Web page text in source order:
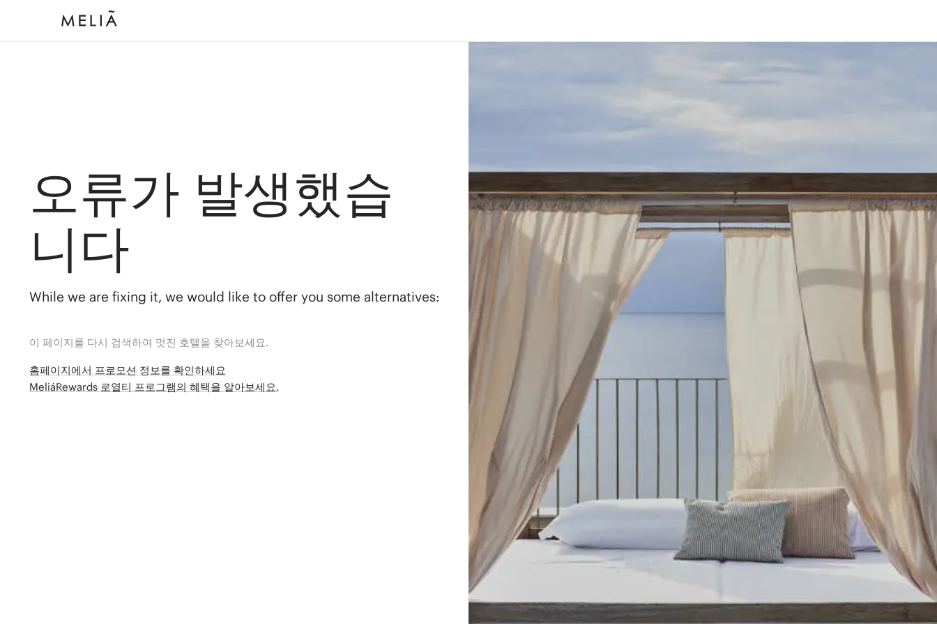
오류가 발생했습
니다
While we are fixing it, we would like to offer you some alternatives:
이 페이지를 다시 검색하여 멋진 호텔을 찾아보세요.
홈페이지에서 프로모션 정보를 확인하세요
MeliáRewards 로열티 프로그램의 혜택을 알아보세요.